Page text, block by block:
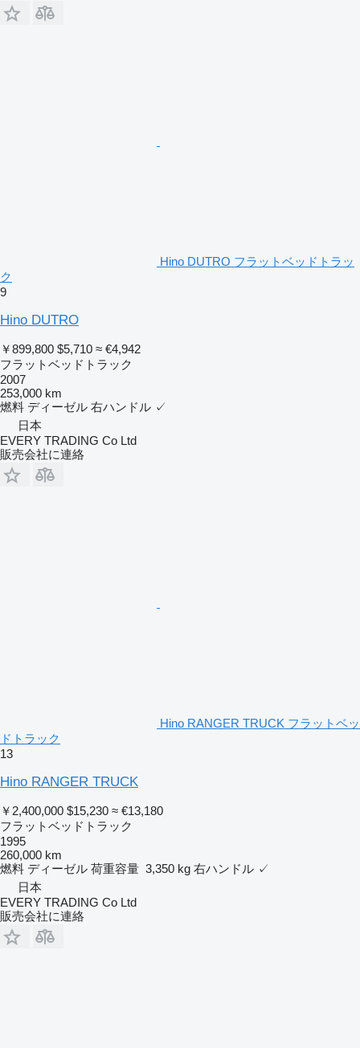
Hino DUTRO フラットベッドトラッ
ク
9
Hino DUTRO
￥899,800 $5,710 ≈ €4,942
フラットベッドトラック
2007
253,000 km
燃料 ディーゼル 右ハンドル ✓
日本
EVERY TRADING Co Ltd
販売会社に連絡
Hino RANGER TRUCK フラットベッ
ドトラック
13
Hino RANGER TRUCK
￥2,400,000 $15,230 ≈ €13,180
フラットベッドトラック
1995
260,000 km
燃料 ディーゼル 荷重容量 3,350 kg 右ハンドル ✓
日本
EVERY TRADING Co Ltd
販売会社に連絡